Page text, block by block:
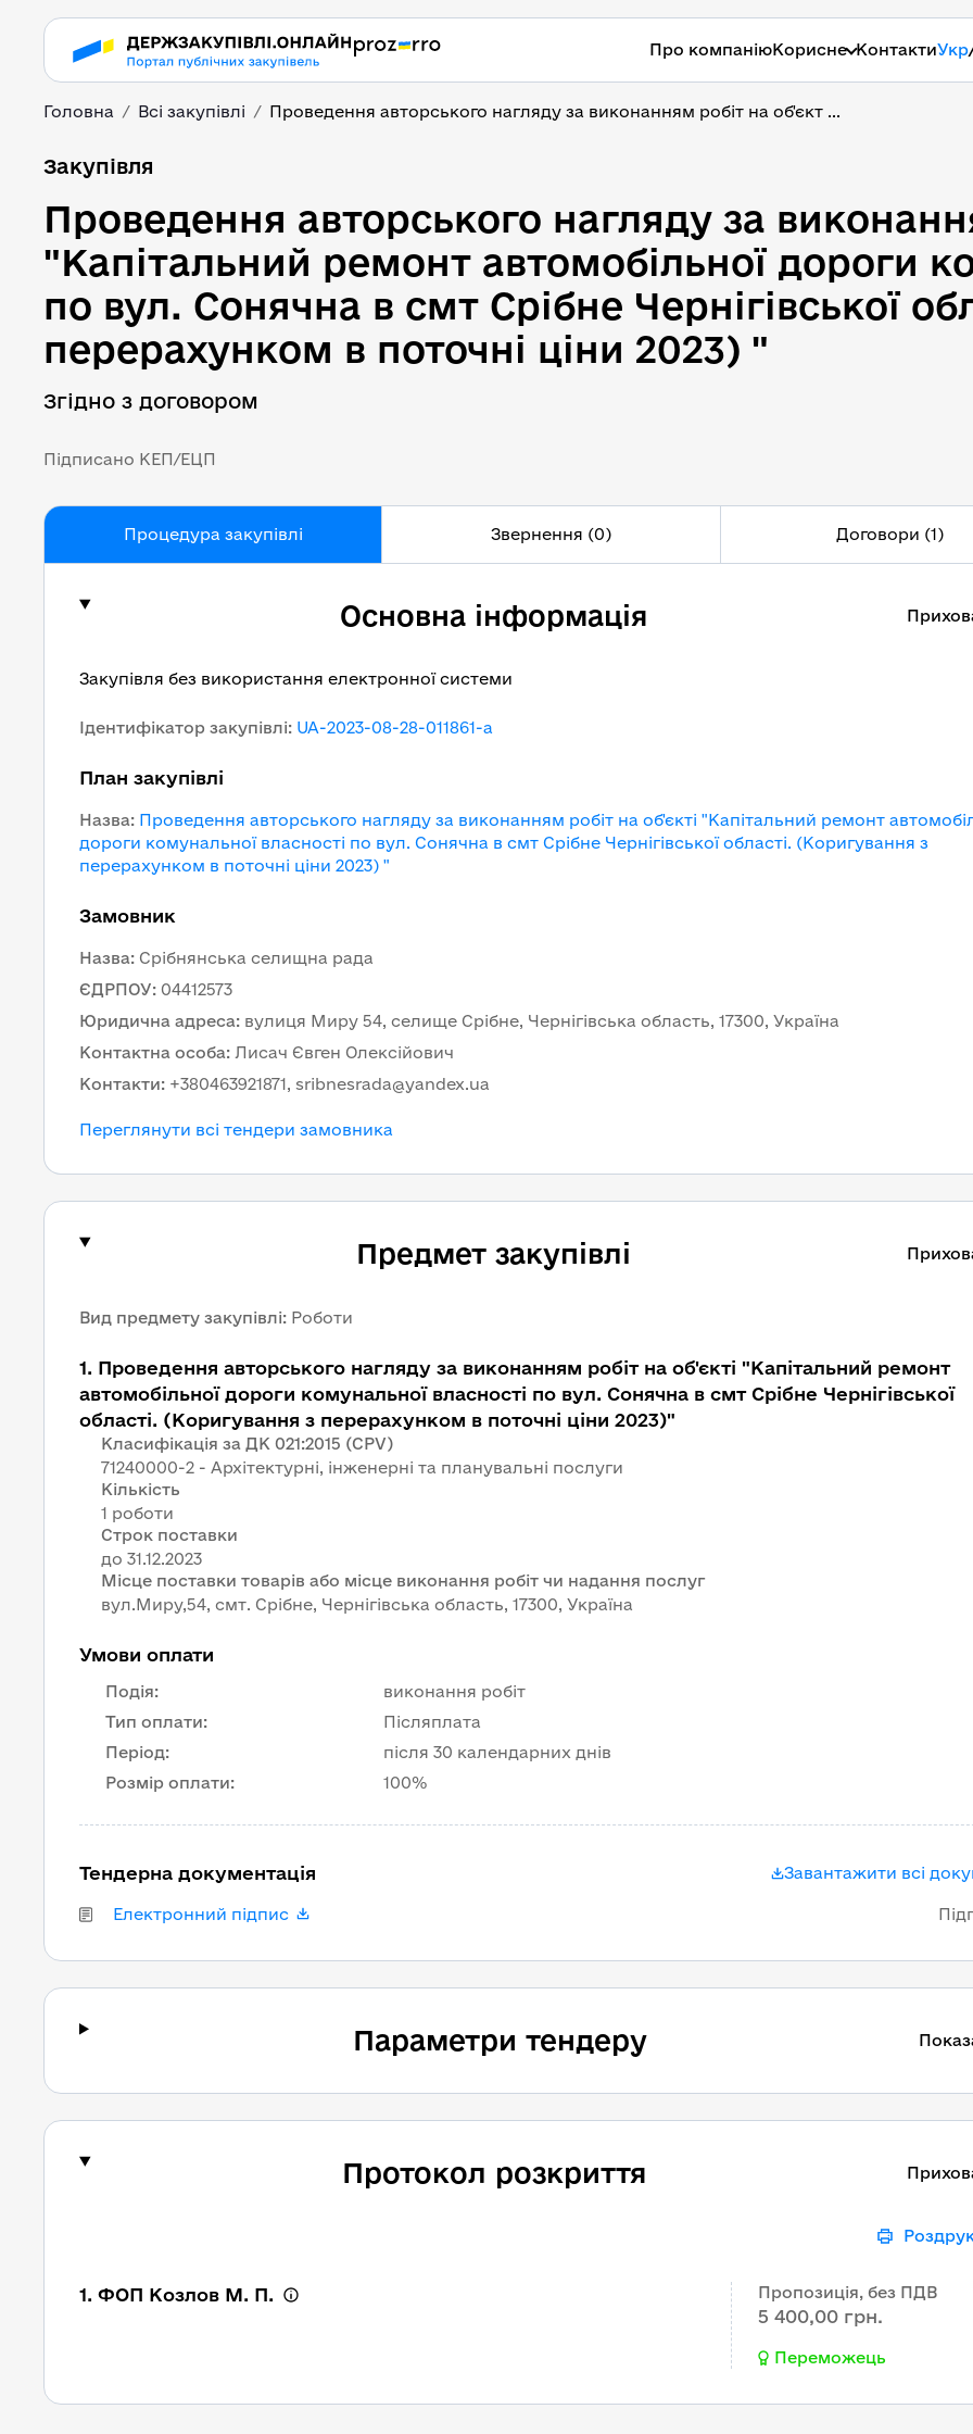
Про компаніюКорисне КонтактиУкр
Головна Всі закупівлі Проведення авторського нагляду за виконанням робіт на об'єкт ...
Проведення авторського нагляду за
Закупівля
Проведення авторського нагляду за
"Капітальний ремонт автомобільної дороги
по вул. Сонячна в смт Срібне Чернігівської
перерахунком в поточні ціни 2023) "
Згідно з договором
Підписано КЕП/ЕЦП
Процедура закупівлі Звернення (0) Договори (1)
Основна інформація
Закупівля без використання електронної системи
Ідентифікатор закупівлі: UA-2023-08-28-011861-a
План закупівлі
Назва: Проведення авторського нагляду за виконанням робіт на об'єкті "Капітальний ремонт
дороги комунальної власності по вул. Сонячна в смт Срібне Чернігівської області. (Коригування з
перерахунком в поточні ціни 2023) "
Замовник
Назва: Cрібнянська селищна рада
ЄДРПОУ: 04412573
Юридична адреса: вулиця Миру 54, селище Срібне, Чернігівська область, 17300, Україна
Контактна особа: Лисач Євген Олексійович
Контакти: +380463921871, sribnesrada@yandex.ua
Переглянути всі тендери замовника
Предмет закупівлі
Вид предмету закупівлі: Роботи
1. Проведення авторського нагляду за виконанням робіт на об'єкті "Капітальний ремонт
автомобільної дороги комунальної власності по вул. Сонячна в смт Срібне Чернігівської
області. (Коригування з перерахунком в поточні ціни 2023)"
Класифікація за ДК 021:2015 (CPV)
71240000-2 - Архітектурні, інженерні та планувальні послуги
Кількість
1 роботи
Строк поставки
Місце поставки товарів або місце виконання робіт чи надання послуг
вул.Миру,54, смт. Срiбне, Чернігівська область, 17300, Україна
Умови оплати
Подія:
виконання робіт
Тип оплати:
Післяплата
Період:
після 30 календарних днів
Розмір оплати: 100%
Тендерна документація Завантажити всі
Електронний підпис
Параметри тендеру
Протокол розкриття
1. ФОП Козлов М. П. Пропозиція, без ПДВ
5 400,00 грн.
Переможець